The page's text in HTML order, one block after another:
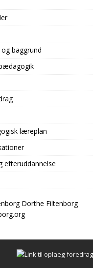
baggrund
læreplan
efteruddannelse
Dorthe Filtenborg